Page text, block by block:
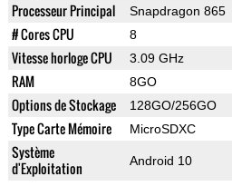
Processeur Principal Snapdragon 865
# Cores CPU 8
Vitesse horloge CPU 3.09 GHz
RAM 8GO
Options de Stockage 128GO/256GO
Type Carte Mémoire MicroSDXC
Système
d'Exploitation
Android 10